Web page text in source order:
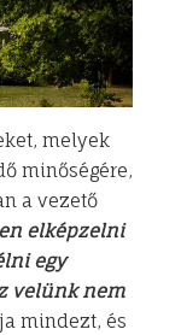
melyek
minőségére,
a vezető
elképzelni
egy
velünk nem
mindezt, és